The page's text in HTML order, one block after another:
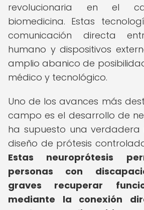
revolucionaria en el
biomedicina. Estas
comunicación directa
humano y dispositivos
amplio abanico de
médico y tecnológico.
Uno de los avances más
campo es el desarrollo de
ha supuesto una verdadera
diseño de prótesis
Estas neuroprótesis
personas con
graves recuperar
mediante la conexión